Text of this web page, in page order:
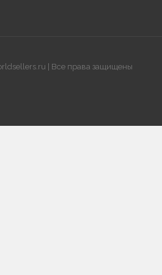
| Все права защищены